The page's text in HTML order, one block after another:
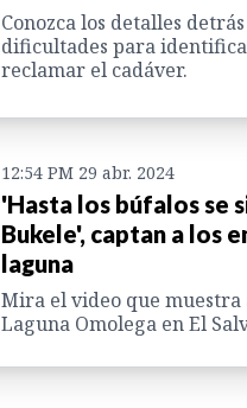
Conozca los detalles
dificultades para
reclamar el cadáver.
12:54 PM 29 abr. 2024
'Hasta los búfalos se
Bukele', captan a los
laguna
Mira el video que muestra
Laguna Omolega en El